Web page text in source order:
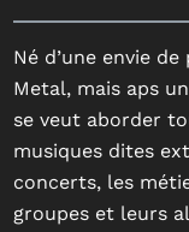
Né d’une envie
Metal, mais aps
se veut aborder
musiques dites
concerts, les
groupes et leurs